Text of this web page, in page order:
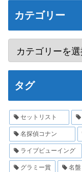
カテゴリー
タグ
セットリスト
名探偵コナン
ライブビューイング
グラミー賞 名盤